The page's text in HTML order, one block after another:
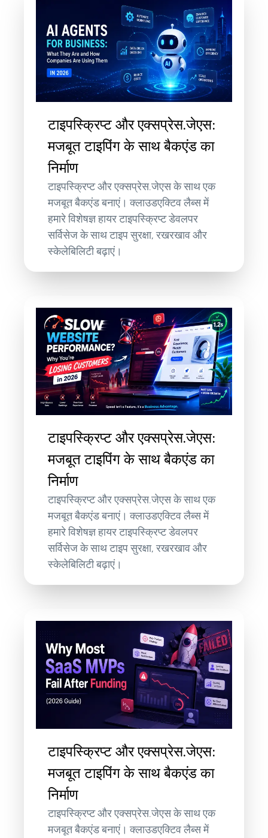
टाइपस्क्रिप्ट और एक्सप्रेस.जेएस:
मजबूत टाइपिंग के साथ बैकएंड का
निर्माण
टाइपस्क्रिप्ट और एक्सप्रेस.जेएस के साथ एक
मजबूत बैकएंड बनाएं। क्लाउडएक्टिव लैब्स में
हमारे विशेषज्ञ हायर टाइपस्क्रिप्ट डेवलपर
सर्विसेज के साथ टाइप सुरक्षा, रखरखाव और
स्केलेबिलिटी बढ़ाएं।
टाइपस्क्रिप्ट और एक्सप्रेस.जेएस:
मजबूत टाइपिंग के साथ बैकएंड का
निर्माण
टाइपस्क्रिप्ट और एक्सप्रेस.जेएस के साथ एक
मजबूत बैकएंड बनाएं। क्लाउडएक्टिव लैब्स में
हमारे विशेषज्ञ हायर टाइपस्क्रिप्ट डेवलपर
सर्विसेज के साथ टाइप सुरक्षा, रखरखाव और
स्केलेबिलिटी बढ़ाएं।
टाइपस्क्रिप्ट और एक्सप्रेस.जेएस:
मजबूत टाइपिंग के साथ बैकएंड का
निर्माण
टाइपस्क्रिप्ट और एक्सप्रेस.जेएस के साथ एक
मजबूत बैकएंड बनाएं। क्लाउडएक्टिव लैब्स में